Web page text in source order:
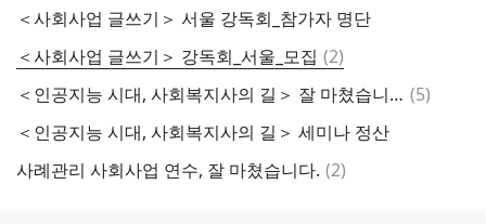
＜사회사업 글쓰기＞ 서울 강독회_참가자 명단
＜사회사업 글쓰기＞ 강독회_서울_모집 댓
글
(2)
＜인공지능 시대, 사회복지사의 길＞ 잘 마쳤습니다. 댓
(5)
＜인공지능 시대, 사회복지사의 길＞ 세미나 정산
사례관리 사회사업 연수, 잘 마쳤습니다. 댓
(2)